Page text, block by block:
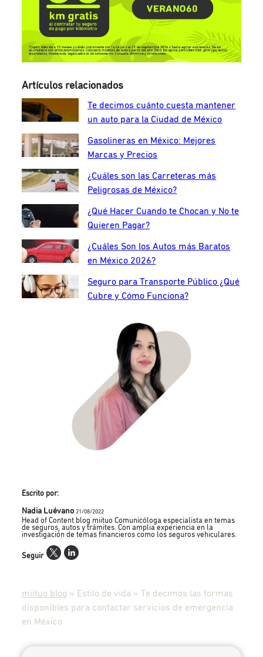
Artículos relacionados
Te decimos cuánto cuesta mantener
un auto para la Ciudad de México
Gasolineras en México: Mejores
Marcas y Precios
¿Cuáles son las Carreteras más
Peligrosas de México?
¿Qué Hacer Cuando te Chocan y No te
Quieren Pagar?
¿Cuáles Son los Autos más Baratos
en México 2026?
Seguro para Transporte Público ¿Qué
Cubre y Cómo Funciona?
Escrito por:
Nadia Luévano 21/08/2022
Head of Content blog miituo Comunicóloga especialista en temas
de seguros, autos y trámites. Con amplia experiencia en la
investigación de temas financieros como los seguros vehiculares.
Seguir
miituo blog » Estilo de vida »Te decimos las formas
disponibles para contactar servicios de emergencia
en México